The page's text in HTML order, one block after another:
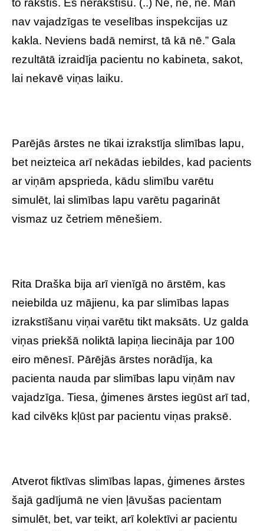
to rakstīs. Es nerakstīšu. (..) Nē, nē, nē. Man
nav vajadzīgas te veselības inspekcijas uz
kakla. Neviens badā nemirst, tā kā nē.” Gala
rezultātā izraidīja pacientu no kabineta, sakot,
lai nekavē viņas laiku.
Parējās ārstes ne tikai izrakstīja slimības lapu,
bet neizteica arī nekādas iebildes, kad pacients
ar viņām apsprieda, kādu slimību varētu
simulēt, lai slimības lapu varētu pagarināt
vismaz uz četriem mēnešiem.
Rita Draška bija arī vienīgā no ārstēm, kas
neiebilda uz mājienu, ka par slimības lapas
izrakstīšanu viņai varētu tikt maksāts. Uz galda
viņas priekšā noliktā lapiņa liecināja par 100
eiro mēnesī. Pārējās ārstes norādīja, ka
pacienta nauda par slimības lapu viņām nav
vajadzīga. Tiesa, ģimenes ārstes iegūst arī tad,
kad cilvēks kļūst par pacientu viņas praksē.
Atverot fiktīvas slimības lapas, ģimenes ārstes
šajā gadījumā ne vien ļāvušas pacientam
simulēt, bet, var teikt, arī kolektīvi ar pacientu